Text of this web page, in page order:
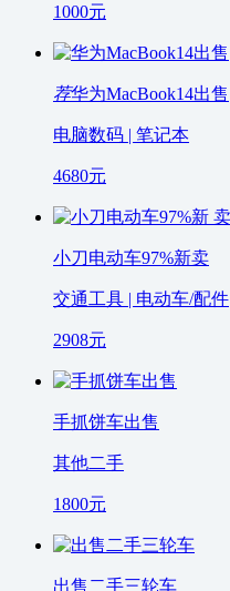
1000元
荐华为MacBook14出售
电脑数码 | 笔记本
4680元
小刀电动车97%新卖
交通工具 | 电动车/配件
2908元
手抓饼车出售
其他二手
1800元
出售二手三轮车